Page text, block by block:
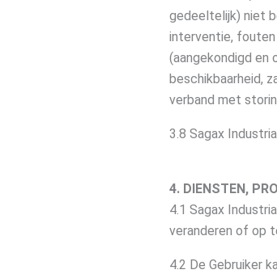
gedeeltelijk) niet
interventie, fouten
(aangekondigd en
beschikbaarheid,
verband met
3.8 Sagax
4. DIENSTEN,
4.1 Sagax
veranderen of op
4.2 De Gebruiker